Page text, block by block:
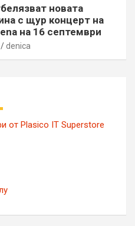
новата
с щур концерт на
на 16 септември
denica
от Plasico IT Superstore